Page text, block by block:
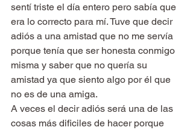
sentí triste el día entero pero sabía que
era lo correcto para mí. Tuve que decir
adiós a una amistad que no me servía
porque tenía que ser honesta conmigo
misma y saber que no quería su
amistad ya que siento algo por él que
no es de una amiga.
A veces el decir adiós será una de las
cosas más dificiles de hacer porque